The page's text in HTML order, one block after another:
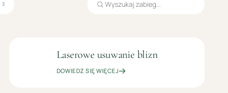
3
OD
ZŁ
LASEROTERAPIA
Laserowe usuwanie blizn
DOWIEDZ SIĘ WIĘCEJ